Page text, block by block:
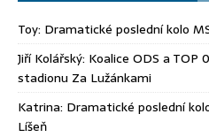
Toy: Dramatické poslední kolo
Jiří Kolářský: Koalice ODS a TOP
stadionu Za Lužánkami
Katrina: Dramatické poslední
Líšeň